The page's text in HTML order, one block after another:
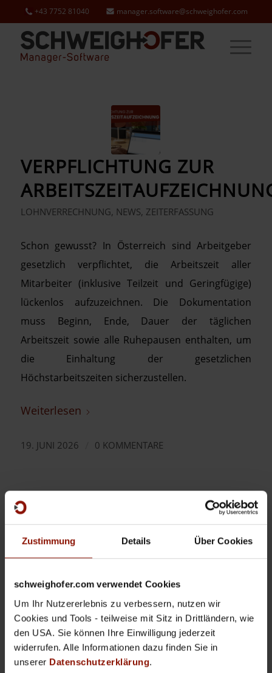
Zustimmung Details Über Cookies
schweighofer.com verwendet Cookies
Um Ihr Nutzererlebnis zu verbessern, nutzen wir
Cookies und Tools - teilweise mit Sitz in Drittländern, wie
den USA. Sie können Ihre Einwilligung jederzeit
widerrufen. Alle Informationen dazu finden Sie in
unserer Datenschutzerklärung.
+43 7752 81040 manager.software@schweighofer.com
VERPFLICHTUNG ZUR
LOHNVERRECHNUNG, NEWS, ZEITERFASSUNG
Schon gewusst? In Österreich sind Arbeitgeber
gesetzlich verpflichtet, die Arbeitszeit aller
Mitarbeiter (inklusive Teilzeit und Geringfügige)
lückenlos aufzuzeichnen. Die Dokumentation
muss Beginn, Ende, Dauer der täglichen
Arbeitszeit sowie alle Ruhepausen enthalten, um
die Einhaltung der gesetzlichen
Höchstarbeitszeiten sicherzustellen.
Weiterlesen
19. JUNI 2026 0 KOMMENTARE
51.
BUNDESIMMOBILIENTAG
HAUSVERWALTUNG, NEWS,VERANSTALTUNGEN
Wir sind als Aussteller am 51.
Bundesimmobilientag in Bad Ischl vor Ort.